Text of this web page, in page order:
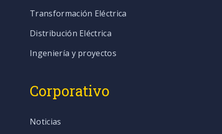
Transformación Eléctrica
Distribución Eléctrica
Ingeniería y proyectos
Corporativo
Noticias